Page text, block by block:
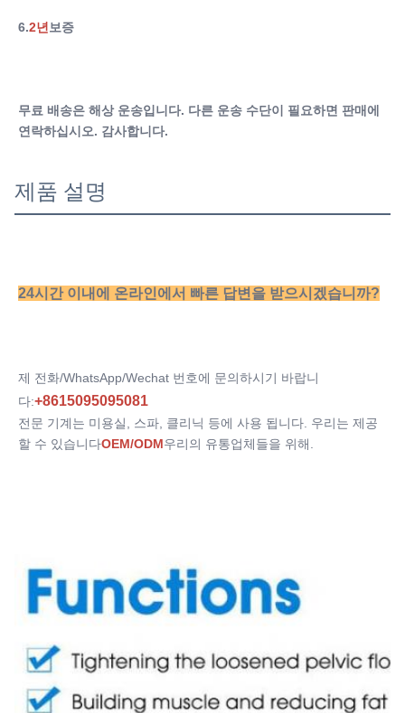
6.2년 보증
무료 배송은 해상 운송입니다. 다른 운송 수단이 필요하면 판매에
연락하십시오. 감사합니다.
제품 설명
24시간 이내에 온라인에서 빠른 답변을 받으시겠습니까?
제 전화/WhatsApp/Wechat 번호에 문의하시기 바랍니
다:+8615095095081
전문 기계는 미용실, 스파, 클리닉 등에 사용 됩니다. 우리는 제공
할 수 있습니다OEM/ODM우리의 유통업체들을 위해.